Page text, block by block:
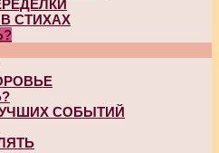
СТИХАХ
СОБЫТИЙ